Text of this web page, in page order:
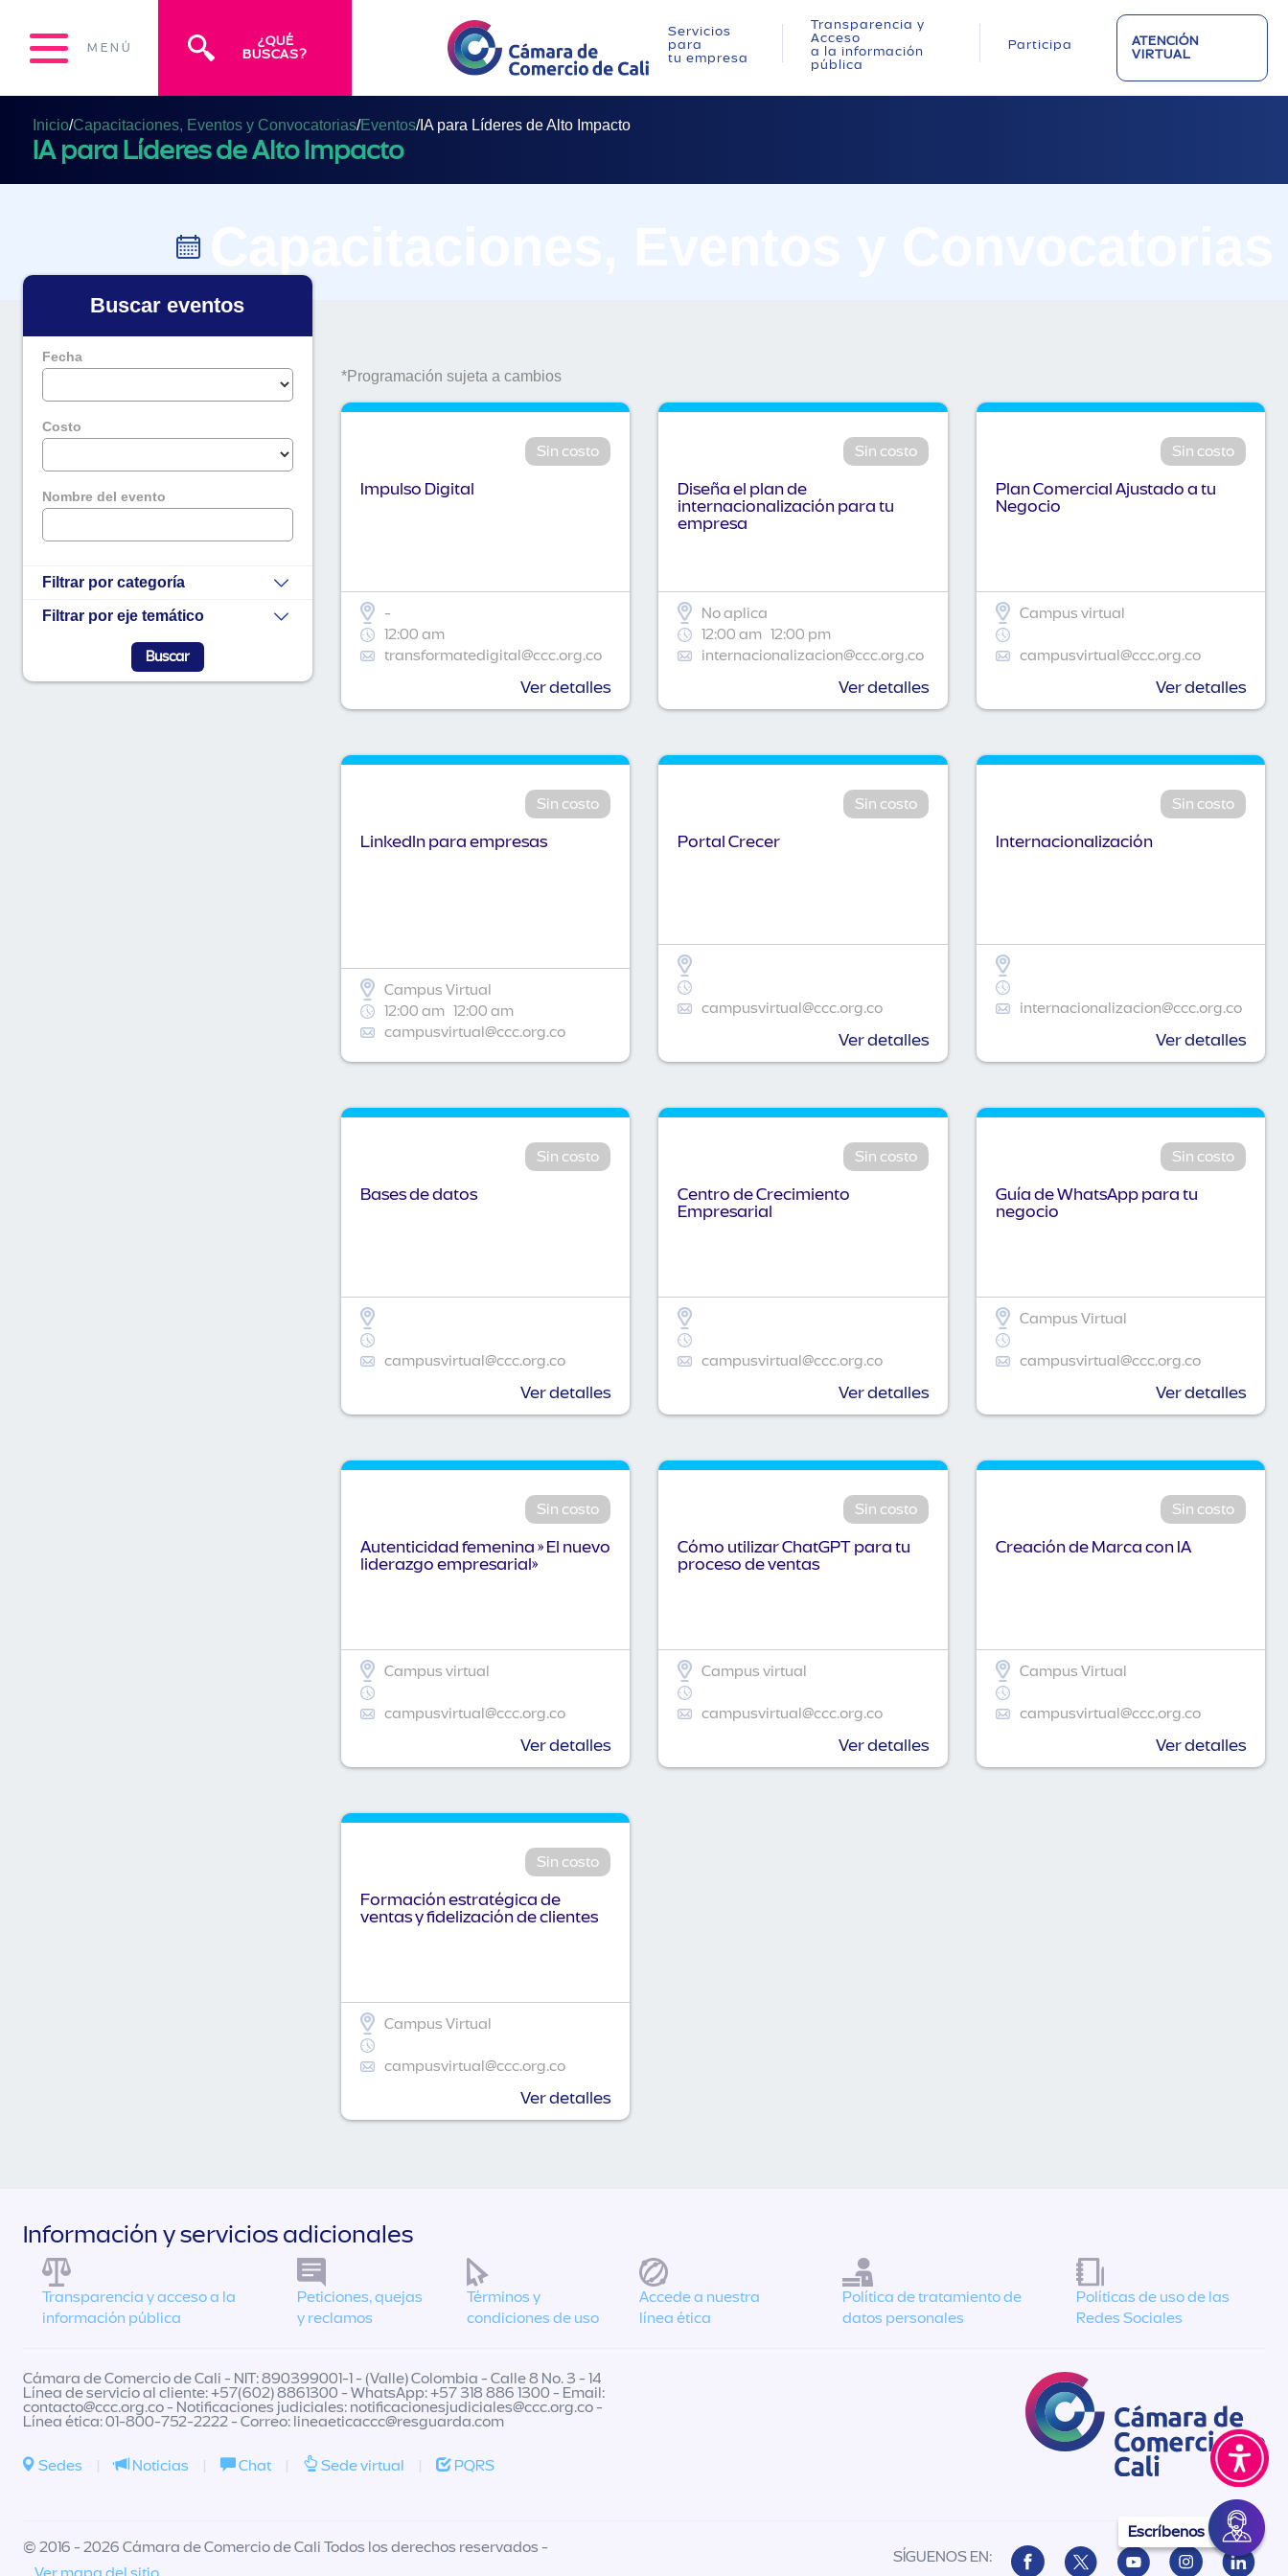
MENÚ
¿QUÉ
BUSCAS?
Servicios
para
tu empresa
Transparencia y
Acceso
a la información
pública
Participa
ATENCIÓN
VIRTUAL
Inicio/Capacitaciones, Eventos y Convocatorias/Eventos/IA para Líderes de Alto Impacto
IA para Líderes de Alto Impacto
Buscar eventos
Fecha
Costo
Nombre del evento
Filtrar por categoría
Filtrar por eje temático
*Programación sujeta a cambios
Sin costo
Impulso Digital
-
12:00 am
transformatedigital@ccc.org.co
Ver detalles
Sin costo
Diseña el plan de
internacionalización para tu
empresa
No aplica
12:00 am 12:00 pm
internacionalizacion@ccc.org.co
Ver detalles
Sin costo
Plan Comercial Ajustado a tu
Negocio
Campus virtual
campusvirtual@ccc.org.co
Ver detalles
Sin costo
Linkedln para empresas
Campus Virtual
12:00 am 12:00 am
campusvirtual@ccc.org.co
Sin costo
Portal Crecer
campusvirtual@ccc.org.co
Ver detalles
Sin costo
Internacionalización
internacionalizacion@ccc.org.co
Ver detalles
Sin costo
Bases de datos
campusvirtual@ccc.org.co
Ver detalles
Sin costo
Centro de Crecimiento
Empresarial
campusvirtual@ccc.org.co
Ver detalles
Sin costo
Guía de WhatsApp para tu
negocio
Campus Virtual
campusvirtual@ccc.org.co
Ver detalles
Sin costo
Autenticidad femenina » El nuevo
liderazgo empresarial»
Campus virtual
campusvirtual@ccc.org.co
Ver detalles
Sin costo
Cómo utilizar ChatGPT para tu
proceso de ventas
Campus virtual
campusvirtual@ccc.org.co
Ver detalles
Sin costo
Creación de Marca con IA
Campus Virtual
campusvirtual@ccc.org.co
Ver detalles
Sin costo
Formación estratégica de
ventas y fidelización de clientes
Campus Virtual
campusvirtual@ccc.org.co
Ver detalles
Escríbenos
Información y servicios adicionales
Transparencia y acceso a la
información pública
Peticiones, quejas
y reclamos
Términos y
condiciones de uso
Accede a nuestra
línea ética
Política de tratamiento de
datos personales
Políticas de uso de las
Redes Sociales
Cámara de Comercio de Cali - NIT: 890399001-1 - (Valle) Colombia - Calle 8 No. 3 - 14
Línea de servicio al cliente: +57(602) 8861300 - WhatsApp: +57 318 886 1300 - Email:
contacto@ccc.org.co- Notificaciones judiciales: notificacionesjudiciales@ccc.org.co-
Línea ética: 01-800-752-2222 - Correo: lineaeticaccc@resguarda.com
Sedes | Noticias | Chat | Sede virtual | PQRS
© 2016 - 2026 Cámara de Comercio de Cali Todos los derechos reservados -
SÍGUENOS EN: